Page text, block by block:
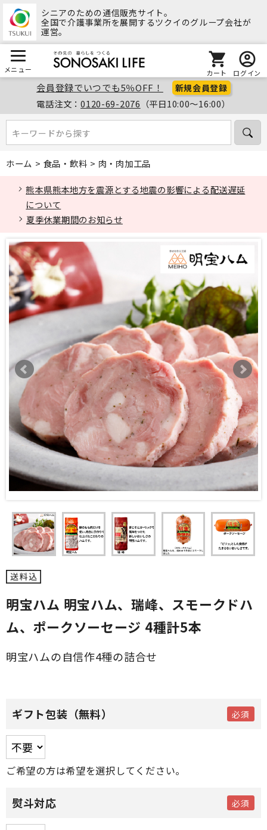
シニアのための通信販売サイト。
全国で介護事業所を展開するツクイのグループ会社が
運営。
メニュー カート ログイン
会員登録でいつでも5％OFF！ 新規会員登録
電話注文：0120-69-2076 （平日10:00～16:00）
キーワードから探す
キーワードから探す
ホーム > 食品・飲料 > 肉・肉加工品
熊本県熊本地方を震源とする地震の影響による配送遅延
について
夏季休業期間のお知らせ
明宝ハム 明宝ハム、瑞峰、スモークドハ
ム、ポークソーセージ 4種計5本
明宝ハムの自信作4種の詰合せ
ギフト包装（無料）
ご希望の方は希望を選択してください。
熨斗対応